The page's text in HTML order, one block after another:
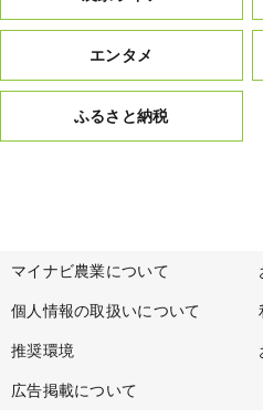
エンタメ
ふるさと納税
マイナビ農業について
個人情報の取扱いについて
推奨環境
広告掲載について